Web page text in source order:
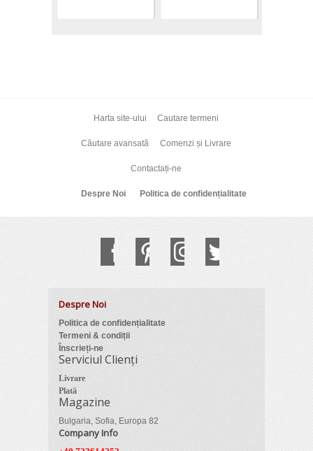
Harta site-ului Cautare termeni
Căutare avansată Comenzi și Livrare
Contactați-ne
Despre Noi Politica de confidențialitate
Despre Noi
Politica de confidențialitate
Termeni & condiții
Înscrieți-ne
Serviciul Clienți
Livrare
Plată
Magazine
Bulgaria, Sofia, Europa 82
Company Info